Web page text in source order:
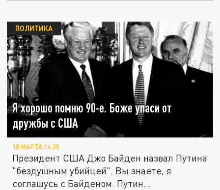
Я хорошо помню 90-е. Боже упаси от
дружбы с США
ПОЛИТИКА
18 МАРТА 14:35
Президент США Джо Байден назвал Путина
"бездушным убийцей". Вы знаете, я
соглашусь с Байденом. Путин...